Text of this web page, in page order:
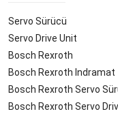
Servo Sürücü
Servo Drive Unit
Bosch Rexroth
Bosch Rexroth Indramat
Bosch Rexroth Servo
Bosch Rexroth Servo